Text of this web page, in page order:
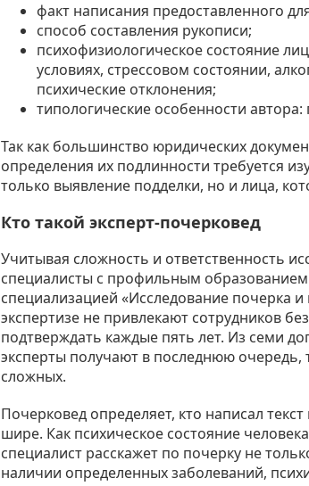
факт написания предоставленного
способ составления рукописи;
психофизиологическое состояние
условиях, стрессовом состоянии,
психические отклонения;
типологические особенности автора:
Так как большинство юридических
определения их подлинности требуется
только выявление подделки, но и лица,
Кто такой эксперт-почерковед
Учитывая сложность и ответственность
специалисты с профильным
специализацией «Исследование почерка
экспертизе не привлекают сотрудников
подтверждать каждые пять лет. Из семи
эксперты получают в последнюю очередь,
сложных.
Почерковед определяет, кто написал
шире. Как психическое состояние
специалист расскажет по почерку не
наличии определенных заболеваний,